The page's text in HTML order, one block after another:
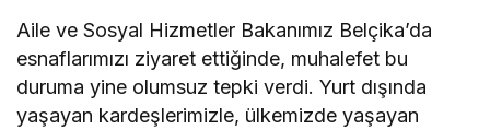
Aile ve Sosyal Hizmetler Bakanımız Belçika’da
esnaflarımızı ziyaret ettiğinde, muhalefet bu
duruma yine olumsuz tepki verdi. Yurt dışında
yaşayan kardeşlerimizle, ülkemizde yaşayan